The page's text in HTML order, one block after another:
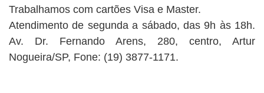
Trabalhamos com cartões Visa e Master.
Atendimento de segunda a sábado, das 9h às 18h.
Av. Dr. Fernando Arens, 280, centro, Artur
Nogueira/SP, Fone: (19) 3877-1171.